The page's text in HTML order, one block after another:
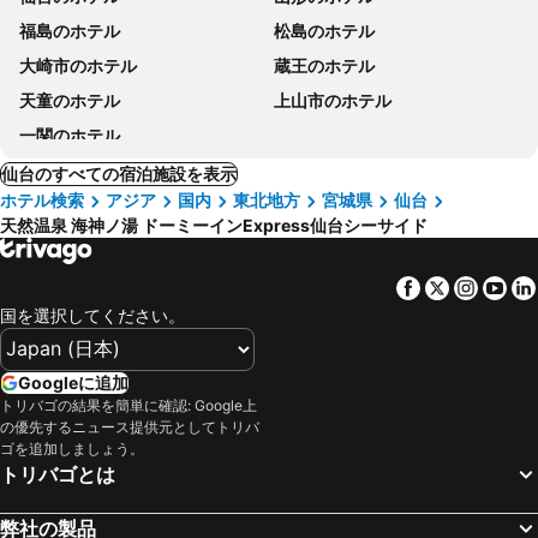
福島のホテル
松島のホテル
大崎市のホテル
蔵王のホテル
天童のホテル
上山市のホテル
一関のホテル
仙台のすべての宿泊施設を表示
ホテル検索
アジア 国内 東北地方 宮城県
仙台
天然温泉 海神ノ湯 ドーミーインExpress仙台シーサイド
Facebook
Twitter
国を選択してください。
Googleに追加
トリバゴの結果を簡単に確認: Google上
の優先するニュース提供元としてトリバ
ゴを追加しましょう。
トリバゴとは
弊社の製品